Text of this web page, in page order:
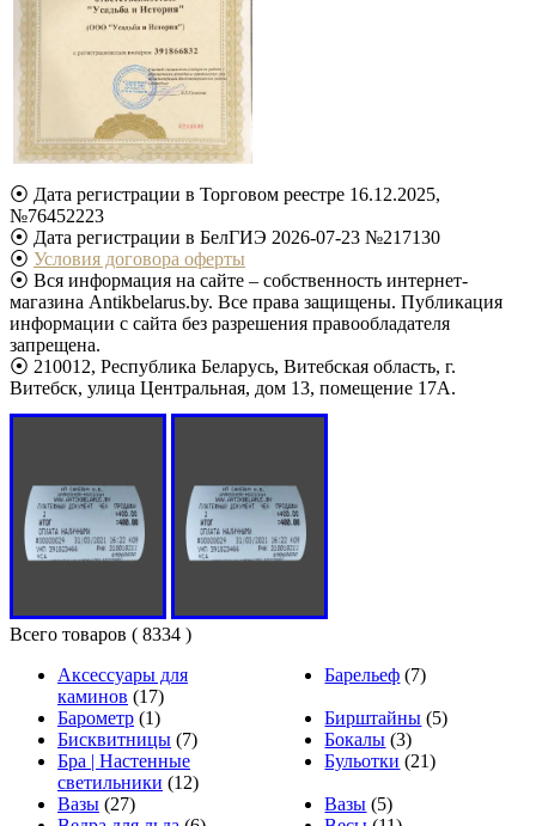
⦿ Дата регистрации в Торговом реестре 16.12.2025,
№76452223
⦿ Дата регистрации в БелГИЭ 2026-07-23 №217130
⦿ Условия договора оферты
⦿ Вся информация на сайте – собственность интернет-
магазина Antikbelarus.by. Все права защищены. Публикация
информации с сайта без разрешения правообладателя
запрещена.
⦿ 210012, Республика Беларусь, Витебская область, г.
Витебск, улица Центральная, дом 13, помещение 17А.
Всего товаров ( 8334 )
Аксессуары для
каминов (17)
Барельеф (7)
Барометр (1) Бирштайны (5)
Бисквитницы (7) Бокалы (3)
Бра | Настенные
светильники (12)
Бульотки (21)
Вазы (27) Вазы (5)